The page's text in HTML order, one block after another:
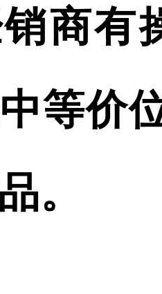
商有
等价
。